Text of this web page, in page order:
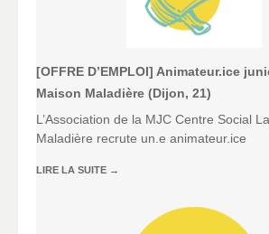
[OFFRE D’EMPLOI] Animateur.ice
Maison Maladière (Dijon, 21)
L’Association de la MJC Centre Social
Maladière recrute un.e animateur.ice
LIRE LA SUITE →